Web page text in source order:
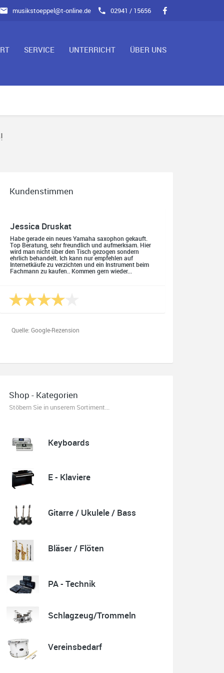
musikstoeppel@t-online.de 02941 / 15656
SERVICE UNTERRICHT ÜBER UNS
Kundenstimmen
Jessica Druskat
Habe gerade ein neues Yamaha saxophon gekauft.
Top Beratung, sehr freundlich und aufmerksam. Hier
wird man nicht über den Tisch gezogen sondern
ehrlich behandelt. Ich kann nur empfehlen auf
Internetkäufe zu verzichten und ein Instrument beim
Fachmann zu kaufen.. Kommen gern wieder...
Quelle: Google-Rezension
Habe mir heute eine E-Gitarre und einen Amp gekauft.
Erstklassige Beratung vom Chef. Hier fühlt man sich
aufgehoben. Finger weg vom Internet. Kauft beim
Fachmann zu guten Konditionen. Es zahlt sich aus.
Quelle: Google-Rezension
Korrespondenz, Kommunikation und Verkauf top.
Abholung der Ware reibungslos.
Sehr zu empfehlen....
auch nah!
Shop - Kategorien
Stöbern Sie in unserem Sortiment...
Keyboards
E - Klaviere
Gitarre / Ukulele / Bass
Bläser / Flöten
PA - Technik
Schlagzeug/Trommeln
Vereinsbedarf